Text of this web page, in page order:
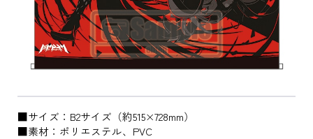
■サイズ：B2サイズ（約515×728mm）
■素材：ポリエステル、PVC